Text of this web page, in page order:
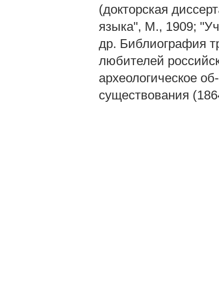
(докторская
языка", М., 1909;
др. Библиография
любителей
археологическое
существования